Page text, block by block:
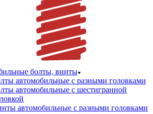
болты, винты
автомобильные с разными головками
автомобильные с шестигранной
автомобильные с разными головками